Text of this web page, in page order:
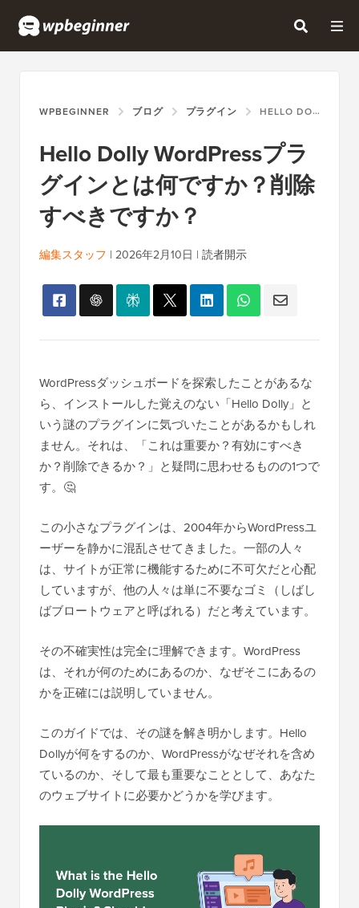
WPBEGINNER ブログ プラグイン HELLO DOLLY WORDPRESSプラグインとは何ですか？削除すべきですか？
Hello Dolly WordPressプラ
グインとは何ですか？削除
すべきですか？
編集スタッフ | 2026年2月10日 | 読者開示
WordPressダッシュボードを探索したことがあるな
ら、インストールした覚えのない「Hello Dolly」と
いう謎のプラグインに気づいたことがあるかもしれ
ません。それは、「これは重要か？有効にすべき
か？削除できるか？」と疑問に思わせるものの1つで
す。🤔
この小さなプラグインは、2004年からWordPressユ
ーザーを静かに混乱させてきました。一部の人々
は、サイトが正常に機能するために不可欠だと心配
していますが、他の人々は単に不要なゴミ（しばし
ばブロートウェアと呼ばれる）だと考えています。
その不確実性は完全に理解できます。WordPress
は、それが何のためにあるのか、なぜそこにあるの
かを正確には説明していません。
このガイドでは、その謎を解き明かします。Hello
Dollyが何をするのか、WordPressがなぜそれを含め
ているのか、そして最も重要なこととして、あなた
のウェブサイトに必要かどうかを学びます。